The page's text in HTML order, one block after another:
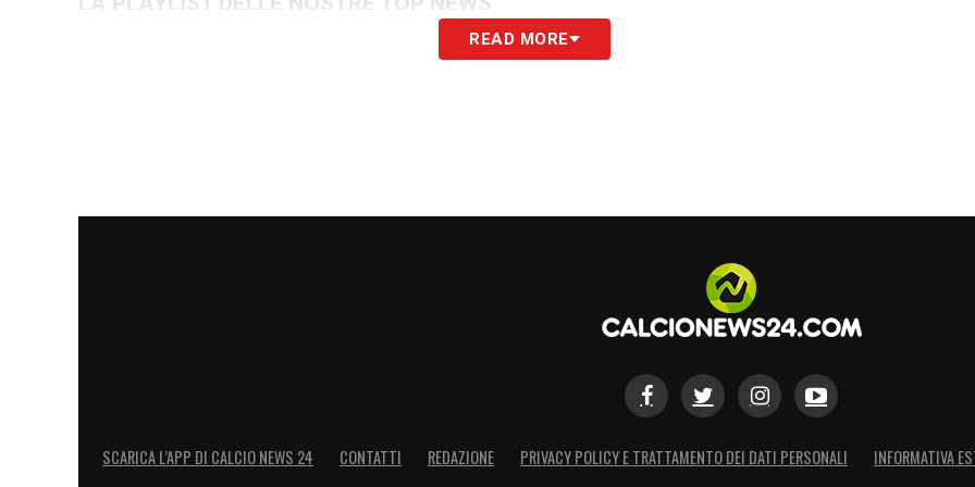
READ MORE
SCARICA L’APP DI CALCIO NEWS 24 CONTATTI REDAZIONE PRIVACY POLICY E TRATTAMENTO DEI DATI PERSONALI INFORMATIVA